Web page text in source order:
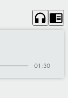
headphones chrome_reader_mode
01:30